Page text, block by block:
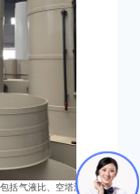
括气液比、空塔流速、喷